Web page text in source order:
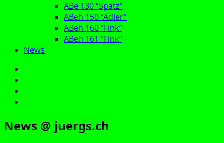
ABe 130 “Spatz”
ABeh 150 “Adler”
ABeh 160 “Fink”
ABeh 161 “Fink”
News
News @ juergs.ch